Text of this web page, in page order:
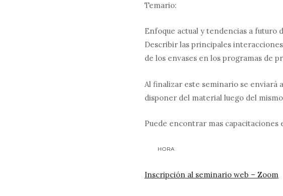
Temario:
Enfoque actual y tendencias a futuro
Describir las principales
de los envases en los programas de
Al finalizar este seminario se enviará
disponer del material luego del
Puede encontrar mas
HORA
Inscripción al seminario web – Zoom